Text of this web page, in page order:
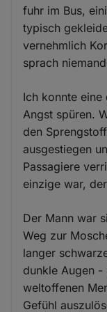
fuhr im Bus,
typisch
vernehmlich
sprach
Ich konnte eine
Angst spüren.
den
ausgestiegen
Passagiere
einzige war,
Der Mann war
Weg zur
langer
dunkle Augen
weltoffenen
Gefühl